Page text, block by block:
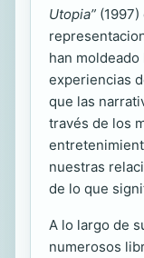
Utopia”
han
experiencias
que las
través de los
nuestras
de lo que
A lo largo de
numerosos